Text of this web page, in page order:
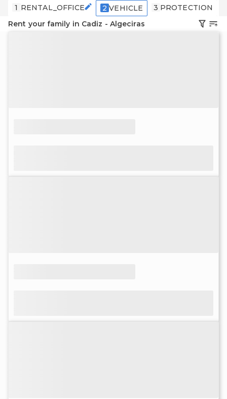
1 RENTAL_OFFICE 2 VEHICLE 3 PROTECTION
Rent your family in Cadiz - Algeciras